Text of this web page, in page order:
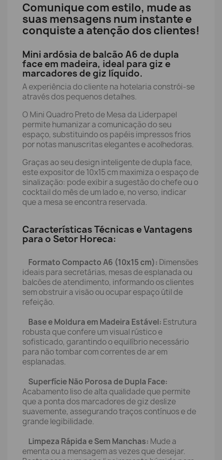
Comunique com estilo, mude as
suas mensagens num instante e
conquiste a atenção dos clientes!
Mini ardósia de balcão A6 de dupla
face em madeira, ideal para giz e
marcadores de giz líquido.
A experiência do cliente na hotelaria constrói-se
através dos pequenos detalhes.
O Mini Quadro Preto de Mesa da Liderpapel
permite humanizar a comunicação do seu
espaço, substituindo os papéis impressos frios
por notas manuscritas elegantes e acolhedoras.
Graças ao seu design inteligente de dupla face,
este expositor de 10x15 cm maximiza o espaço de
sinalização: pode exibir a sugestão do chefe ou o
cocktail do mês de um lado e, no verso, indicar
que a mesa se encontra reservada.
Características Técnicas e Vantagens
para o Setor Horeca:
Formato Compacto A6 (10x15 cm): Dimensões
ideais para secretárias, mesas de esplanada ou
balcões de atendimento, informando os clientes
sem obstruir a visão ou ocupar espaço útil de
refeição.
Base e Moldura em Madeira Estável: Estrutura
robusta que confere um visual rústico e
sofisticado, garantindo o equilíbrio necessário
para não tombar com correntes de ar em
esplanadas.
Superfície Não Porosa de Dupla Face:
Acabamento liso de alta qualidade que permite
que a ponta dos marcadores de giz deslize
suavemente, assegurando traços contínuos e de
grande legibilidade.
Limpeza Rápida e Sem Manchas: Mude a
ementa ou a mensagem as vezes que desejar.